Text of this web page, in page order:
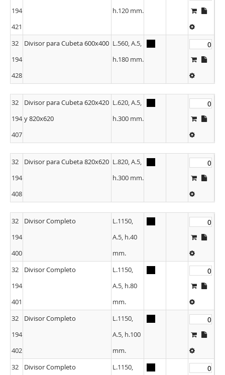
194
421
h.120 mm.
32
194
428
Divisor para Cubeta 600x400 L.560, A.5,
h.180 mm.
32
194
407
Divisor para Cubeta 620x420
y 820x620
L.620, A.5,
h.300 mm.
32
194
408
Divisor para Cubeta 820x620 L.820, A.5,
h.300 mm.
32
194
400
Divisor Completo
L.1150,
A.5, h.40
mm.
32
194
401
Divisor Completo
L.1150,
A.5, h.80
mm.
32
194
402
Divisor Completo
L.1150,
A.5, h.100
mm.
32
Divisor Completo
L.1150,